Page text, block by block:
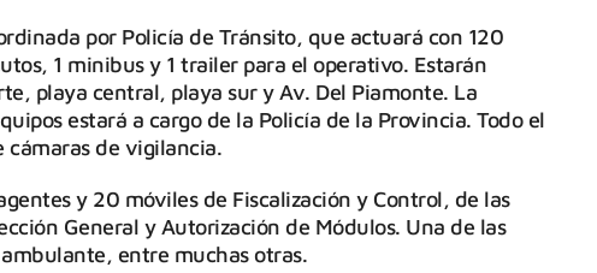
por Policía de Tránsito, que actuará con 120
1 minibus y 1 trailer para el operativo. Estarán
playa central, playa sur y Av. Del Piamonte. La
estará a cargo de la Policía de la Provincia. Todo el
cámaras de vigilancia.
y 20 móviles de Fiscalización y Control, de las
General y Autorización de Módulos. Una de las
entre muchas otras.